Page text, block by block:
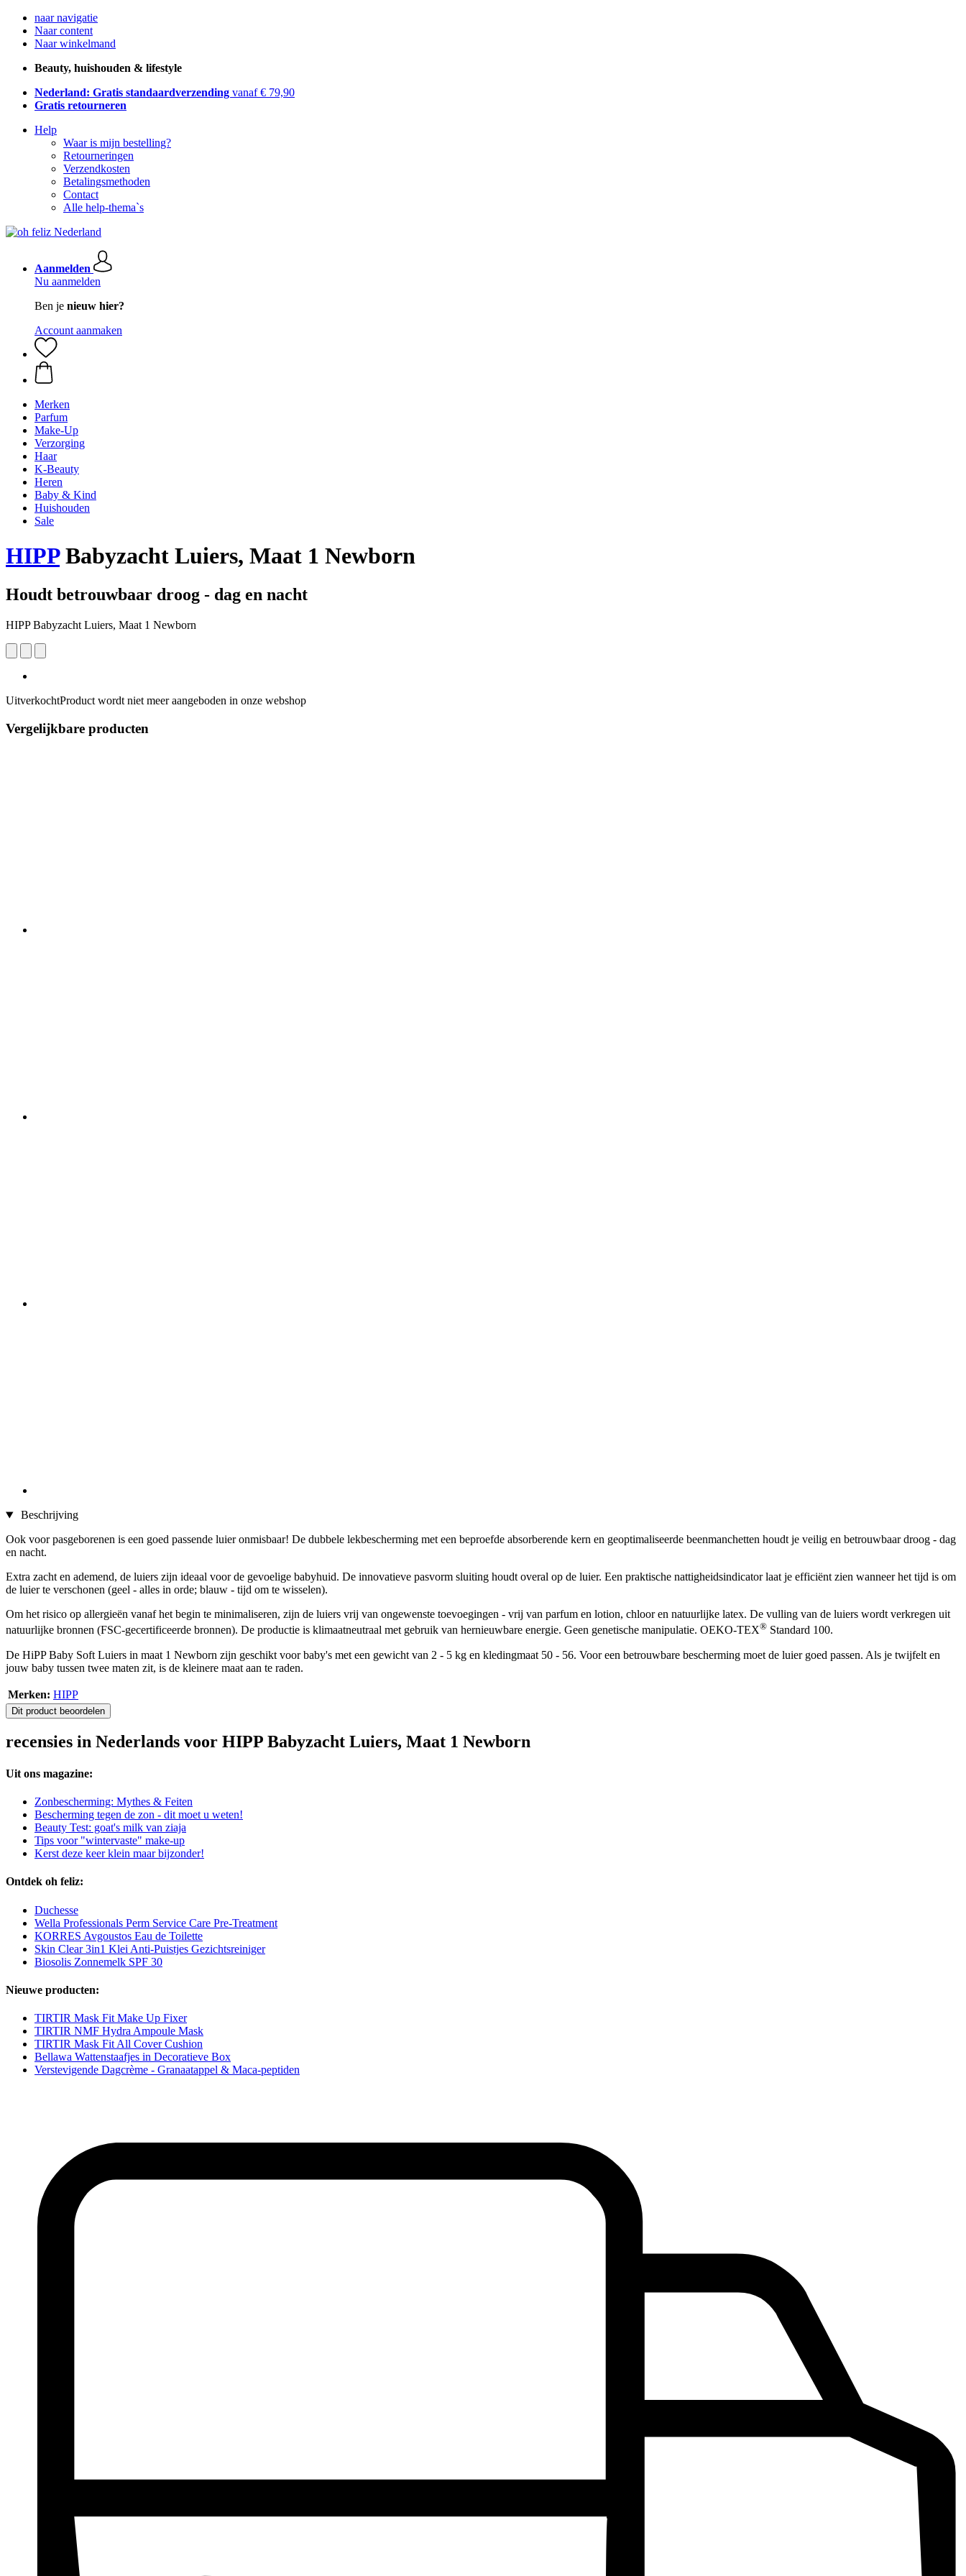
naar navigatie
Naar content
Naar winkelmand
Beauty, huishouden & lifestyle
Nederland: Gratis standaardverzending vanaf € 79,90
Gratis retourneren
Help
Waar is mijn bestelling?
Retourneringen
Verzendkosten
Betalingsmethoden
Contact
Alle help-thema`s
Aanmelden
Nu aanmelden
Ben je nieuw hier?
Account aanmaken
Merken
Parfum
Make-Up
Verzorging
Haar
K-Beauty
Heren
Baby & Kind
Huishouden
Sale
HIPPBabyzacht Luiers, Maat 1 Newborn
Houdt betrouwbaar droog - dag en nacht
HIPP Babyzacht Luiers, Maat 1 Newborn
UitverkochtProduct wordt niet meer aangeboden in onze webshop
Vergelijkbare producten
Beschrijving
Ook voor pasgeborenen is een goed passende luier onmisbaar! De dubbele lekbescherming met een beproefde absorberende kern en geoptimaliseerde beenmanchetten houdt je veilig en betrouwbaar droog - dag
en nacht.
Extra zacht en ademend, de luiers zijn ideaal voor de gevoelige babyhuid. De innovatieve pasvorm sluiting houdt overal op de luier. Een praktische nattigheidsindicator laat je efficiënt zien wanneer het tijd is om
de luier te verschonen (geel - alles in orde; blauw - tijd om te wisselen).
Om het risico op allergieën vanaf het begin te minimaliseren, zijn de luiers vrij van ongewenste toevoegingen - vrij van parfum en lotion, chloor en natuurlijke latex. De vulling van de luiers wordt verkregen uit
natuurlijke bronnen (FSC-gecertificeerde bronnen). De productie is klimaatneutraal met gebruik van hernieuwbare energie. Geen genetische manipulatie. OEKO-TEX® Standard 100.
De HiPP Baby Soft Luiers in maat 1 Newborn zijn geschikt voor baby's met een gewicht van 2 - 5 kg en kledingmaat 50 - 56. Voor een betrouwbare bescherming moet de luier goed passen. Als je twijfelt en
jouw baby tussen twee maten zit, is de kleinere maat aan te raden.
Merken: HIPP
Dit product beoordelen
recensies in Nederlands voor HIPP Babyzacht Luiers, Maat 1 Newborn
Uit ons magazine:
Zonbescherming: Mythes & Feiten
Bescherming tegen de zon - dit moet u weten!
Beauty Test: goat's milk van ziaja
Tips voor "wintervaste" make-up
Kerst deze keer klein maar bijzonder!
Ontdek oh feliz:
Duchesse
Wella Professionals Perm Service Care Pre-Treatment
KORRES Avgoustos Eau de Toilette
Skin Clear 3in1 Klei Anti-Puistjes Gezichtsreiniger
Biosolis Zonnemelk SPF 30
Nieuwe producten:
TIRTIR Mask Fit Make Up Fixer
TIRTIR NMF Hydra Ampoule Mask
TIRTIR Mask Fit All Cover Cushion
Bellawa Wattenstaafjes in Decoratieve Box
Verstevigende Dagcrème - Granaatappel & Maca-peptiden